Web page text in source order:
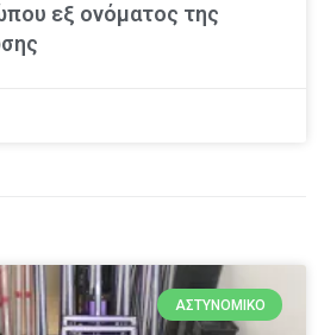
εξ ονόματος της
ΑΣΤΥΝΟΜΙΚΌ